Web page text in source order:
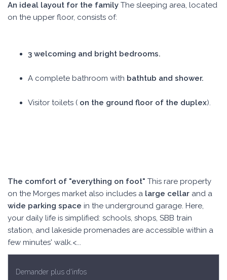
An ideal layout for the family The sleeping area, located
on the upper floor, consists of:
3 welcoming and bright bedrooms.
A complete bathroom with bathtub and shower.
Visitor toilets ( on the ground floor of the duplex).
The comfort of "everything on foot" This rare property
on the Morges market also includes a large cellar and a
wide parking space in the underground garage. Here,
your daily life is simplified: schools, shops, SBB train
station, and lakeside promenades are accessible within a
few minutes' walk.<...
Demander plus d'infos